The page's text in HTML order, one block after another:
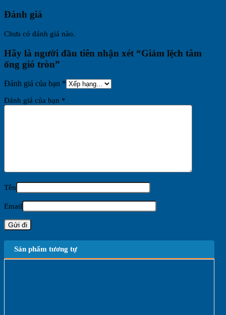
Đánh giá
Chưa có đánh giá nào.
Hãy là người đầu tiên nhận xét “Giảm lệch tâm
ống gió tròn”
Đánh giá của bạn *
Đánh giá của bạn *
Tên
Email
Sản phẩm tương tự